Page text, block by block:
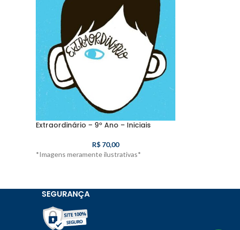
Extraordinário – 9º Ano – Iniciais
R$70,00
*Imagens meramente ilustrativas*
SEGURANÇA